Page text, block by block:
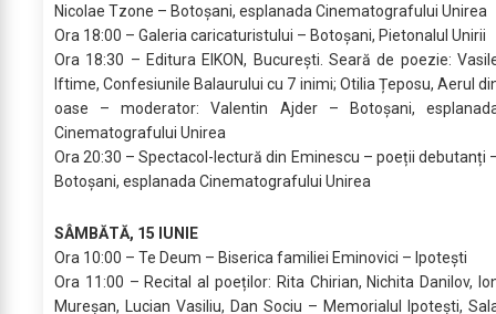
Nicolae Tzone – Botoșani, esplanada Cinematografului Unirea
Ora 18:00 – Galeria caricaturistului – Botoșani, Pietonalul Unirii
Ora 18:30 – Editura EIKON, București. Seară de poezie:
Iftime, Confesiunile Balaurului cu 7 inimi; Otilia Țeposu, Aerul
oase – moderator: Valentin Ajder – Botoșani,
Cinematografului Unirea
Ora 20:30 – Spectacol-lectură din Eminescu – poeții debutanți
Botoșani, esplanada Cinematografului Unirea
SÂMBĂTĂ, 15 IUNIE
Ora 10:00 – Te Deum – Biserica familiei Eminovici – Ipotești
Ora 11:00 – Recital al poeților: Rita Chirian, Nichita Danilov,
Mureșan, Lucian Vasiliu, Dan Sociu – Memorialul Ipotești,